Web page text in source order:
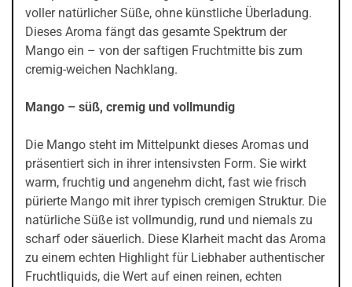
voller natürlicher Süße, ohne künstliche Überladung.
Dieses Aroma fängt das gesamte Spektrum der
Mango ein – von der saftigen Fruchtmitte bis zum
cremig-weichen Nachklang.
Mango – süß, cremig und vollmundig
Die Mango steht im Mittelpunkt dieses Aromas und
präsentiert sich in ihrer intensivsten Form. Sie wirkt
warm, fruchtig und angenehm dicht, fast wie frisch
pürierte Mango mit ihrer typisch cremigen Struktur. Die
natürliche Süße ist vollmundig, rund und niemals zu
scharf oder säuerlich. Diese Klarheit macht das Aroma
zu einem echten Highlight für Liebhaber authentischer
Fruchtliquids, die Wert auf einen reinen, echten